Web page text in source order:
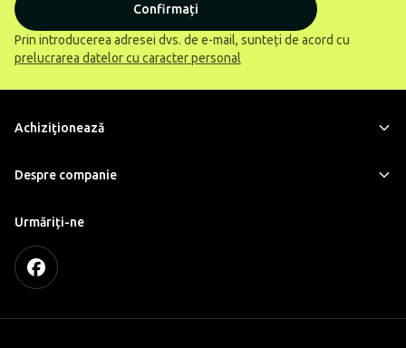
Confirmați
Prin introducerea adresei dvs. de e-mail, sunteți de acord cu
prelucrarea datelor cu caracter personal
Achiziţionează
Despre companie
Urmăriți-ne